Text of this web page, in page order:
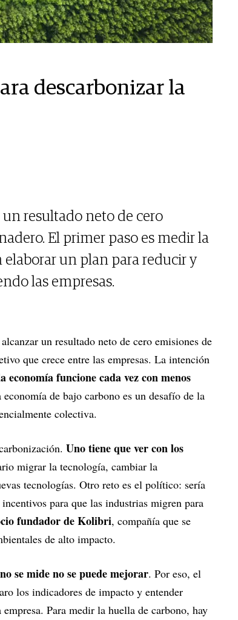
descarbonizar la
resultado neto de cero
El primer paso es medir la
elaborar un plan para reducir y
las empresas.
un resultado neto de cero emisiones de
que crece entre las empresas. La intención
economía funcione cada vez con menos
de bajo carbono es un desafío de la
colectiva.
Uno tiene que ver con los
migrar la tecnología, cambiar la
tecnologías. Otro reto es el político: sería
para que las industrias migren para
fundador de Kolibri, compañía que se
de alto impacto.
se mide no se puede mejorar. Por eso, el
los indicadores de impacto y entender
Para medir la huella de carbono, hay